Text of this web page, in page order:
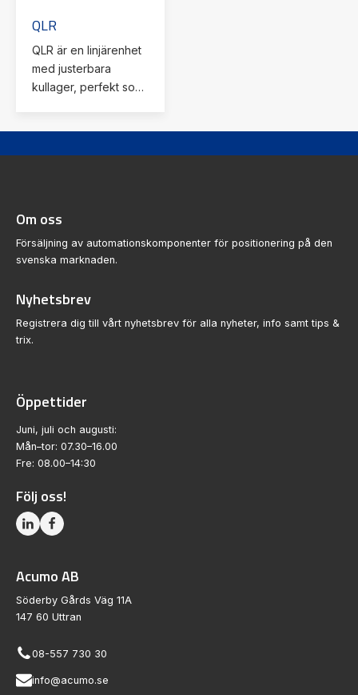
QLR
QLR är en linjärenhet
med justerbara
kullager, perfekt som
Om oss
Försäljning av automationskomponenter för positionering på den
svenska marknaden.
Nyhetsbrev
Registrera dig till vårt nyhetsbrev för alla nyheter, info samt tips &
trix.
Öppettider
Juni, juli och augusti:
Mån–tor: 07.30–16.00
Fre: 08.00–14:30
Följ oss!
Acumo AB
Söderby Gårds Väg 11A
147 60 Uttran
08-557 730 30
info@acumo.se